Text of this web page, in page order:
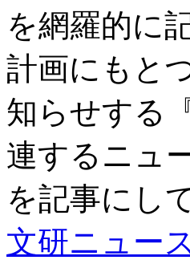
を網羅的に
計画にもと
知らせする
連するニュ
を記事にし
文研ニュース